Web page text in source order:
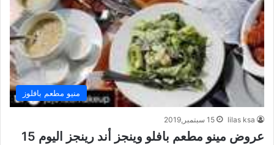
منيو مطعم بافلوز
lilas ksa 15 سبتمبر,2019
عروض مينو مطعم بافلو وينجز أند رينجز اليوم 15